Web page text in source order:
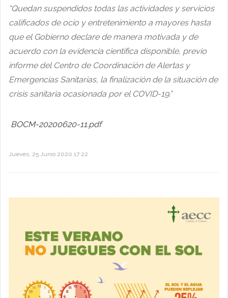
“Quedan suspendidos todas las actividades y servicios
calificados de ocio y entretenimiento a mayores hasta
que el Gobierno declare de manera motivada y de
acuerdo con la evidencia científica disponible, previo
informe del Centro de Coordinación de Alertas y
Emergencias Sanitarias, la finalización de la situación de
crisis sanitaria ocasionada por el COVID-19.”
BOCM-20200620-11.pdf
Jueves, 25 Junio 2020 17:22